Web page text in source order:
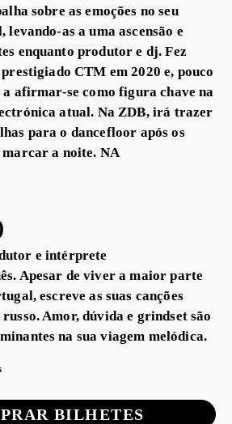
sobre as emoções no seu
as a uma ascensão e
enquanto produtor e dj. Fez
CTM em 2020 e, pouco
a afirmar-se como figura chave na
atual. Na ZDB, irá trazer
para o dancefloor após os
a noite. NA
e intérprete
Apesar de viver a maior parte
escreve as suas canções
Amor, dúvida e grindset são
na sua viagem melódica.
BILHETES